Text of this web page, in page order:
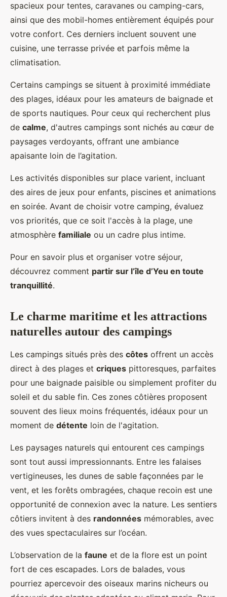
spacieux pour tentes, caravanes ou camping-cars,
ainsi que des mobil-homes entièrement équipés pour
votre confort. Ces derniers incluent souvent une
cuisine, une terrasse privée et parfois même la
climatisation.
Certains campings se situent à proximité immédiate
des plages, idéaux pour les amateurs de baignade et
de sports nautiques. Pour ceux qui recherchent plus
de calme, d'autres campings sont nichés au cœur de
paysages verdoyants, offrant une ambiance
apaisante loin de l’agitation.
Les activités disponibles sur place varient, incluant
des aires de jeux pour enfants, piscines et animations
en soirée. Avant de choisir votre camping, évaluez
vos priorités, que ce soit l'accès à la plage, une
atmosphère familiale ou un cadre plus intime.
Pour en savoir plus et organiser votre séjour,
découvrez comment partir sur l’île d’Yeu en toute
tranquillité.
Le charme maritime et les attractions
naturelles autour des campings
Les campings situés près des côtes offrent un accès
direct à des plages et criques pittoresques, parfaites
pour une baignade paisible ou simplement profiter du
soleil et du sable fin. Ces zones côtières proposent
souvent des lieux moins fréquentés, idéaux pour un
moment de détente loin de l'agitation.
Les paysages naturels qui entourent ces campings
sont tout aussi impressionnants. Entre les falaises
vertigineuses, les dunes de sable façonnées par le
vent, et les forêts ombragées, chaque recoin est une
opportunité de connexion avec la nature. Les sentiers
côtiers invitent à des randonnées mémorables, avec
des vues spectaculaires sur l’océan.
L’observation de la faune et de la flore est un point
fort de ces escapades. Lors de balades, vous
pourriez apercevoir des oiseaux marins nicheurs ou